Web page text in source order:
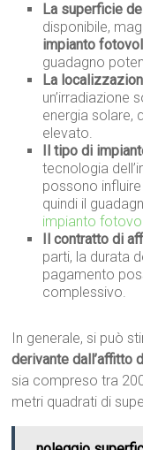
La superficie
disponibile,
impianto
guadagno
La
un’irradiazione
energia solare,
elevato.
Il tipo di
tecnologia
possono
quindi il
impianto
Il contratto di
parti, la durata
pagamento
complessivo.
In generale, si può
derivante dall’affitto
sia compreso tra
metri quadrati di